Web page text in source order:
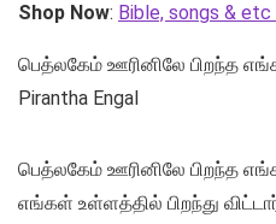
Shop Now: Bible, songs & etc
பெத்லகேம் ஊரினிலே பிறந்த
Pirantha Engal
பெத்லகேம் ஊரினிலே பிறந்த
எங்கள் உள்ளத்தில் பிறந்து